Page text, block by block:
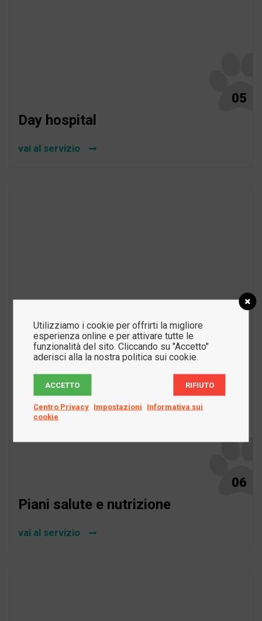
05
Day hospital
vai al servizio
06
Piani salute e nutrizione
vai al servizio
Utilizziamo i cookie per offrirti la migliore
esperienza online e per attivare tutte le
funzionalità del sito. Cliccando su "Accetto"
aderisci alla la nostra politica sui cookie.
ACCETTO RIFIUTO
Centro Privacy Impostazioni
Informativa sui
cookie